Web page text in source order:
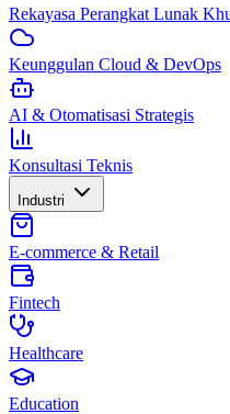
Rekayasa Perangkat Lunak
Keunggulan Cloud & DevOps
AI & Otomatisasi Strategis
Konsultasi Teknis
Industri
E-commerce & Retail
Fintech
Healthcare
Education